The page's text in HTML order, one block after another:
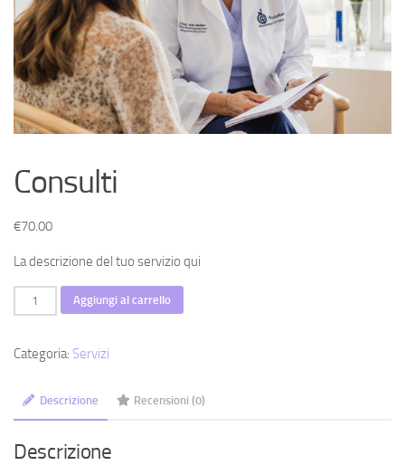
Consulti
€70.00
La descrizione del tuo servizio qui
Consulti
quantità
Aggiungi al carrello
Categoria: Servizi
Descrizione Recensioni (0)
Descrizione